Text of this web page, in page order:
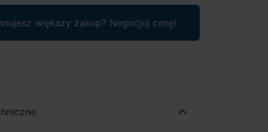
większy zakup? Negocjuj cenę!